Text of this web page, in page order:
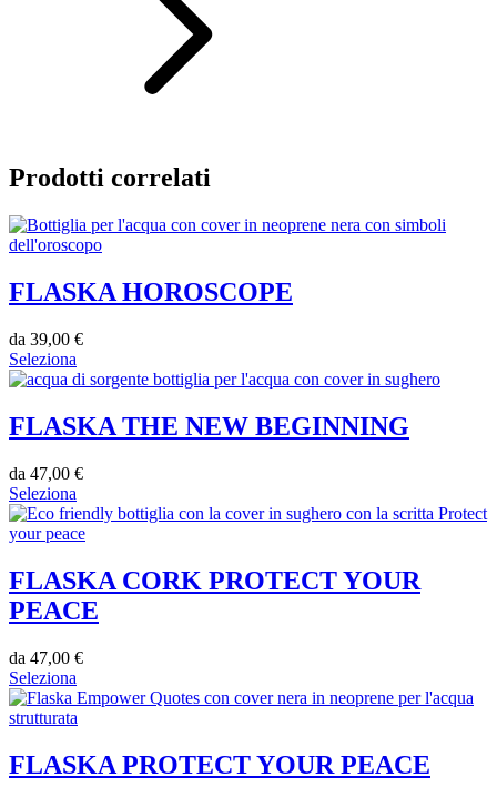
Prodotti correlati
FLASKA HOROSCOPE
da 39,00 €
Seleziona
FLASKA THE NEW BEGINNING
da 47,00 €
Seleziona
FLASKA CORK PROTECT YOUR
PEACE
da 47,00 €
Seleziona
FLASKA PROTECT YOUR PEACE